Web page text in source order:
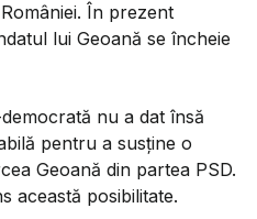
În prezent
lui Geoană se încheie
nu a dat însă
pentru a susține o
Geoană din partea PSD.
această posibilitate.